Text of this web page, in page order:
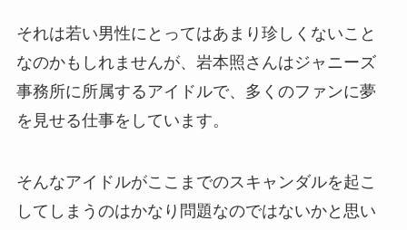
それは若い男性にとってはあまり珍しくないこと
なのかもしれませんが、岩本照さんはジャニーズ
事務所に所属するアイドルで、多くのファンに夢
を見せる仕事をしています。
そんなアイドルがここまでのスキャンダルを起こ
してしまうのはかなり問題なのではないかと思い